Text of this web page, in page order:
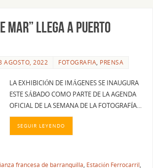
MAR” LLEGA A PUERTO
AGOSTO, 2022 FOTOGRAFIA, PRENSA
LA EXHIBICIÓN DE IMÁGENES SE INAUGURA
ESTE SÁBADO COMO PARTE DE LA AGENDA
OFICIAL DE LA SEMANA DE LA FOTOGRAFÍA…
SEGUIR LEYENDO
francesa de barranquilla, Estación Ferrocarril,